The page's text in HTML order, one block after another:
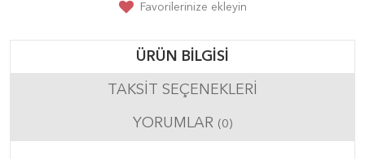
Favorilerinize ekleyin
ÜRÜN BILGISI
TAKSIT SEÇENEKLERI
YORUMLAR (0)